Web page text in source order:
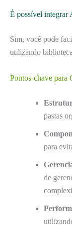
É possível integrar
Sim, você pode
utilizando
Pontos-chave para
pastas
para
de